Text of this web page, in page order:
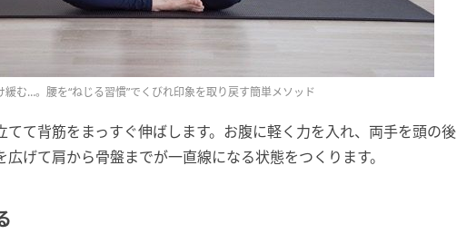
む…。腰を“ねじる習慣”でくびれ印象を取り戻す簡単メソッド
てて背筋をまっすぐ伸ばします。お腹に軽く力を入れ、両手を頭の後
げて肩から骨盤までが一直線になる状態をつくります。